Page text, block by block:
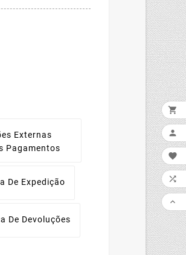
Externas
Pagamentos
De Expedição
De Devoluções




